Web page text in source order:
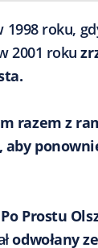
1998 roku,
2001 roku
razem z
aby
Prostu
odwołany